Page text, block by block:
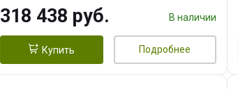
SSD)
318 438 руб. В наличии
Купить Подробнее